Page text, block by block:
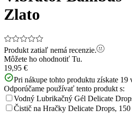
Zlato
Produkt zatiaľ nemá recenzie.
Môžete ho ohodnotiť Tu.
19,95 €
Pri nákupe tohto produktu získate 19
Odporúčame používať tento produkt s:
Vodný Lubrikačný Gél Delicate
Čistič na Hračky Delicate Drops, 150